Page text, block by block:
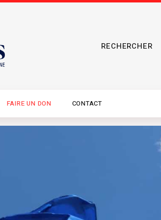
RECHERCHER
FAIRE UN DON CONTACT